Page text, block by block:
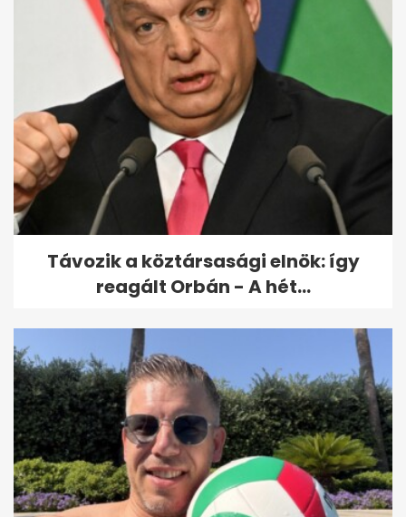
A szolnoki kalandparkban
felrúgta a kísérő a rábízott
gyereket
Távozik a köztársasági elnök: így
reagált Orbán - A hét...